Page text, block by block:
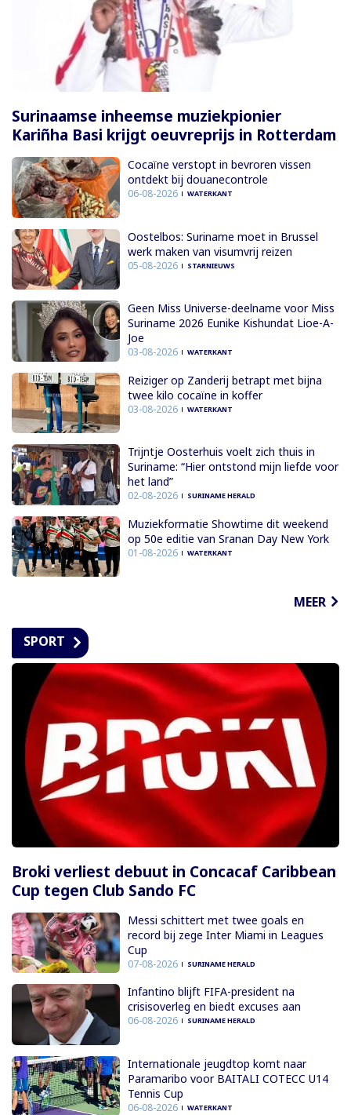
Surinaamse inheemse muziekpionier
Kariñha Basi krijgt oeuvreprijs in Rotterdam
Cocaïne verstopt in bevroren vissen
ontdekt bij douanecontrole
06-08-2026 WATERKANT
Oostelbos: Suriname moet in Brussel
werk maken van visumvrij reizen
05-08-2026 STARNIEUWS
Geen Miss Universe-deelname voor Miss
Suriname 2026 Eunike Kishundat Lioe-A-
Joe
03-08-2026 WATERKANT
Reiziger op Zanderij betrapt met bijna
twee kilo cocaïne in koffer
03-08-2026 WATERKANT
Trijntje Oosterhuis voelt zich thuis in
Suriname: “Hier ontstond mijn liefde voor
het land”
02-08-2026 SURINAME HERALD
Muziekformatie Showtime dit weekend
op 50e editie van Sranan Day New York
01-08-2026 WATERKANT
MEER
SPORT
Broki verliest debuut in Concacaf Caribbean
Cup tegen Club Sando FC
Messi schittert met twee goals en
record bij zege Inter Miami in Leagues
Cup
07-08-2026 SURINAME HERALD
Infantino blijft FIFA-president na
crisisoverleg en biedt excuses aan
06-08-2026 SURINAME HERALD
Internationale jeugdtop komt naar
Paramaribo voor BAITALI COTECC U14
Tennis Cup
06-08-2026 WATERKANT